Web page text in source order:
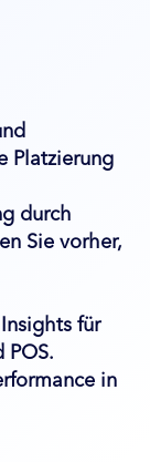
Platzierung
durch
Sie vorher,
für
POS.
in